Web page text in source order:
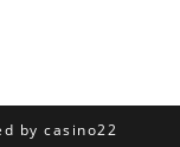
by casino22